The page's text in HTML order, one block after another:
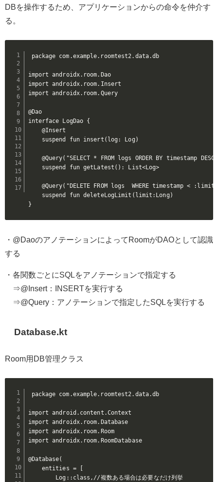
DBを操作するため、アプリケーションからの命令を仲介す
る。
package com.example.roomtest2.data.db
import androidx.room.Dao
import androidx.room.Insert
import androidx.room.Query
@Dao
interface LogDao {
    @Insert
    suspend fun insert(log: Log)
@Query("SELECT * FROM logs ORDER BY timestamp
    suspend fun getLatest(): List<Log>
@Query("DELETE FROM logs  WHERE timestamp <
    suspend fun deleteLogLimit(limit:Long)
}
・@DaoのアノテーションによってRoomがDAOとして認識
する
・各関数ごとにSQLをアノテーションで指定する
⇒@Insert：INSERTを実行する
⇒@Query：アノテーションで指定したSQLを実行する
Database.kt
Room用DB管理クラス
package com.example.roomtest2.data.db
import android.content.Context
import androidx.room.Database
import androidx.room.Room
import androidx.room.RoomDatabase
@Database(
    entities = [
        Log::class,//複数ある場合は必要なだけ列挙